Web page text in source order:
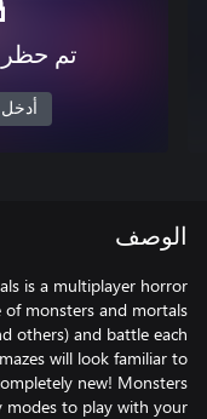
تم حظر
الوصف
is a multiplayer horror
monsters and mortals
others) and battle each
will look familiar to
new! Monsters
modes to play with your